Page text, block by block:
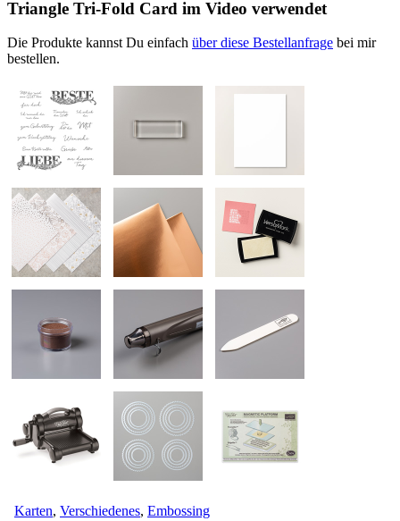
Triangle Tri-Fold Card im Video verwendet
Die Produkte kannst Du einfach über diese Bestellanfrage bei mir
bestellen.
Karten, Verschiedenes, Embossing